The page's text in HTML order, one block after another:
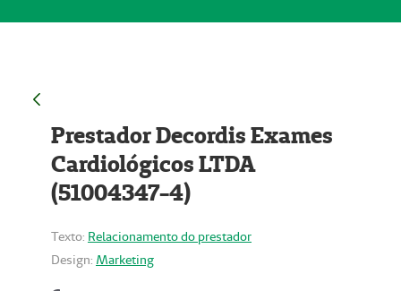
Prestador Decordis Exames
Cardiológicos LTDA
(51004347-4)
Texto: Relacionamento do prestador
Design: Marketing